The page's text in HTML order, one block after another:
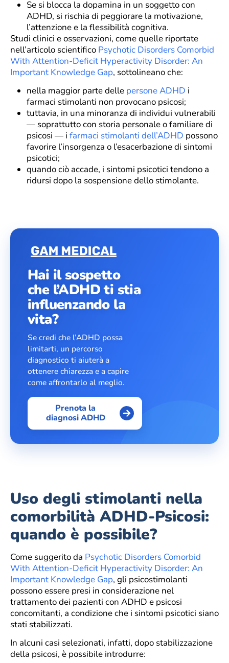
Se si blocca la dopamina in un soggetto con
ADHD, si rischia di peggiorare la motivazione,
l’attenzione e la flessibilità cognitiva.
Studi clinici e osservazioni, come quelle riportate
nell’articolo scientifico Psychotic Disorders Comorbid
With Attention-Deficit Hyperactivity Disorder: An
Important Knowledge Gap, sottolineano che:
nella maggior parte delle persone ADHD i
farmaci stimolanti non provocano psicosi;
tuttavia, in una minoranza di individui vulnerabili
— soprattutto con storia personale o familiare di
psicosi — i farmaci stimolanti dell’ADHD possono
favorire l’insorgenza o l’esacerbazione di sintomi
psicotici;
quando ciò accade, i sintomi psicotici tendono a
ridursi dopo la sospensione dello stimolante.
Hai il sospetto
che l’ADHD ti stia
influenzando la
vita?
Se credi che l’ADHD possa
limitarti, un percorso
diagnostico ti aiuterà a
ottenere chiarezza e a capire
come affrontarlo al meglio.
Prenota la
diagnosi ADHD
Uso degli stimolanti nella
comorbilità ADHD-Psicosi:
quando è possibile?
Come suggerito da Psychotic Disorders Comorbid
With Attention-Deficit Hyperactivity Disorder: An
Important Knowledge Gap, gli psicostimolanti
possono essere presi in considerazione nel
trattamento dei pazienti con ADHD e psicosi
concomitanti, a condizione che i sintomi psicotici siano
stati stabilizzati.
In alcuni casi selezionati, infatti, dopo stabilizzazione
della psicosi, è possibile introdurre: